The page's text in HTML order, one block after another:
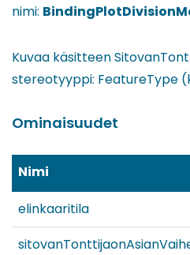
nimi:
Kuvaa käsitteen
stereotyyppi: FeatureType
Ominaisuudet
Nimi
elinkaaritila